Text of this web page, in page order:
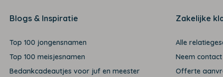
Blogs & Inspiratie
Top 100 jongensnamen
Top 100 meisjesnamen
Bedankcadeautjes voor juf en meester
Zakelijke
Alle
Neem
Offerte